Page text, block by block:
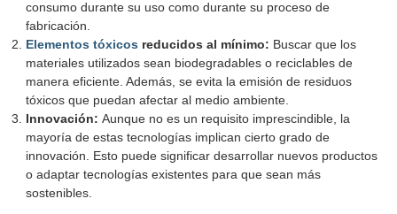
consumo durante su uso como durante su proceso de
fabricación.
Elementos tóxicos reducidos al mínimo: Buscar que los
materiales utilizados sean biodegradables o reciclables de
manera eficiente. Además, se evita la emisión de residuos
tóxicos que puedan afectar al medio ambiente.
Innovación: Aunque no es un requisito imprescindible, la
mayoría de estas tecnologías implican cierto grado de
innovación. Esto puede significar desarrollar nuevos productos
o adaptar tecnologías existentes para que sean más
sostenibles.